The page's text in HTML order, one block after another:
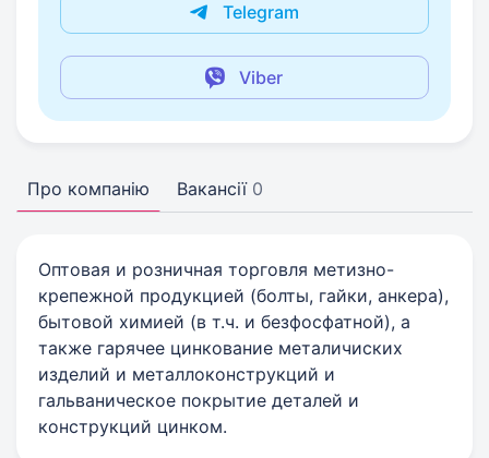
Telegram
Viber
Про компанію Вакансії 0
Оптовая и розничная торговля метизно-
крепежной продукцией (болты, гайки, анкера),
бытовой химией (в т.ч. и безфосфатной), а
также гарячее цинкование металичиских
изделий и металлоконструкций и
гальваническое покрытие деталей и
конструкций цинком.